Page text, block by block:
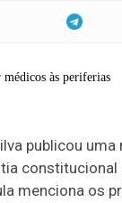
publicou
menciona os